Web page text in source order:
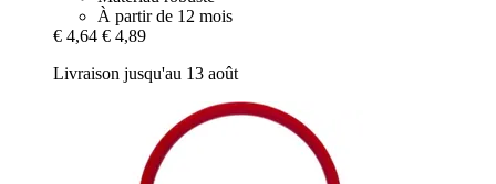
À partir de 12 mois
€ 4,64 € 4,89
Livraison jusqu'au 13 août